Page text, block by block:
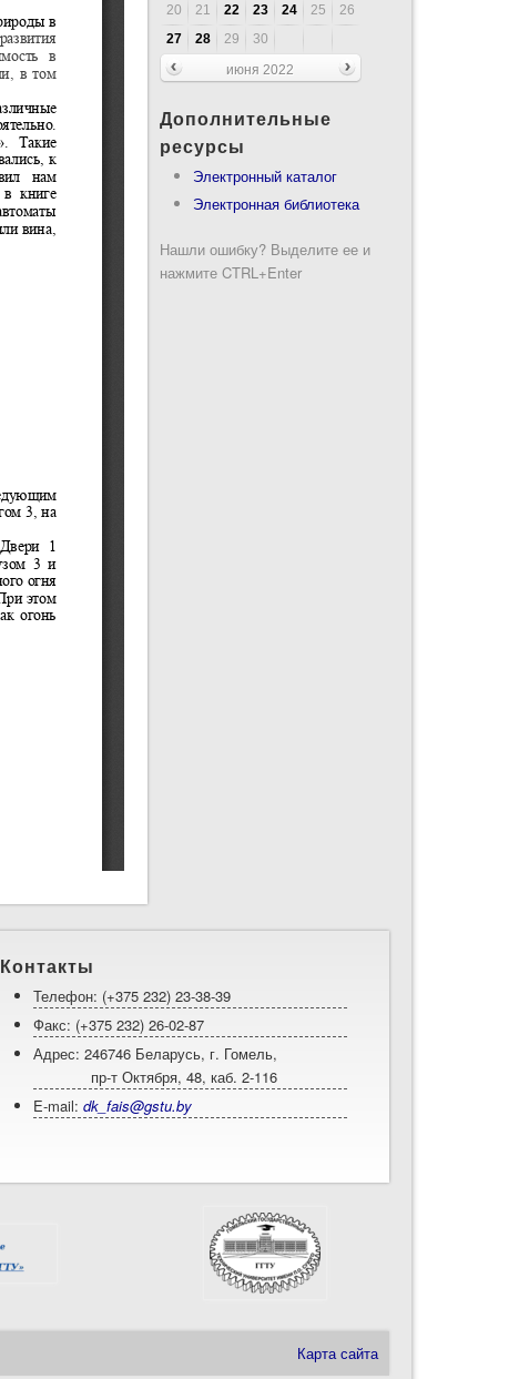
20
21 22 23 24 25
26
27
28 29
30
июня 2022
Дополнительные
ресурсы
Электронный каталог
Электронная библиотека
Нашли ошибку? Выделите ее и
нажмите CTRL+Enter
Контакты
Телефон: (+375 232) 23-38-39
Факс: (+375 232) 26-02-87
Адрес: 246746 Беларусь, г. Гомель,
пр-т Октября, 48, каб. 2-116
E-mail: dk_fais@gstu.by
Карта сайта